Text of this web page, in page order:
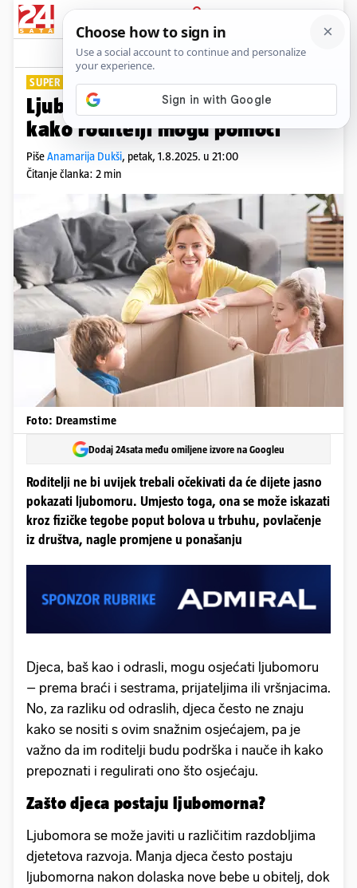
PRIJAVA
Lifestyle Komentari
SUPER SAVJETI
Ljubomora među djecom? Evo
kako roditelji mogu pomoći
PišeAnamarija Dukši, petak, 1.8.2025. u 21:00
Čitanje članka: 2 min
Foto: Dreamstime
Dodaj 24sata među omiljene izvore na Googleu
Roditelji ne bi uvijek trebali očekivati da će dijete jasno
pokazati ljubomoru. Umjesto toga, ona se može iskazati
kroz fizičke tegobe poput bolova u trbuhu, povlačenje
iz društva, nagle promjene u ponašanju
Djeca, baš kao i odrasli, mogu osjećati ljubomoru
– prema braći i sestrama, prijateljima ili vršnjacima.
No, za razliku od odraslih, djeca često ne znaju
kako se nositi s ovim snažnim osjećajem, pa je
važno da im roditelji budu podrška i nauče ih kako
prepoznati i regulirati ono što osjećaju.
Zašto djeca postaju ljubomorna?
Ljubomora se može javiti u različitim razdobljima
djetetova razvoja. Manja djeca često postaju
ljubomorna nakon dolaska nove bebe u obitelj, dok